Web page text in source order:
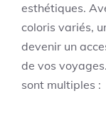
esthétiques.
coloris variés,
devenir un
de vos voyages.
sont multiples :